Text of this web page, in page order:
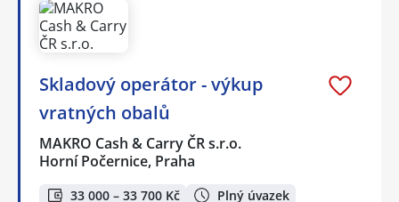
Skladový operátor - výkup
vratných obalů
MAKRO Cash & Carry ČR s.r.o.
Horní Počernice, Praha
33 000 – 33 700 Kč
Plný úvazek